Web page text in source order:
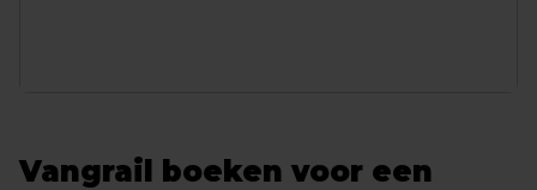
Vangrail boeken voor een